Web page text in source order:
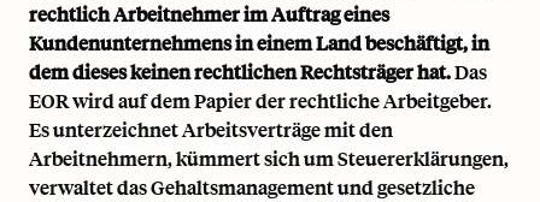
rechtlich Arbeitnehmer im Auftrag eines
Kundenunternehmens in einem Land beschäftigt, in
dem dieses keinen rechtlichen Rechtsträger hat.Das
EOR wird auf dem Papier der rechtliche Arbeitgeber.
Es unterzeichnet Arbeitsverträge mit den
Arbeitnehmern, kümmert sich um Steuererklärungen,
verwaltet das Gehaltsmanagement und gesetzliche